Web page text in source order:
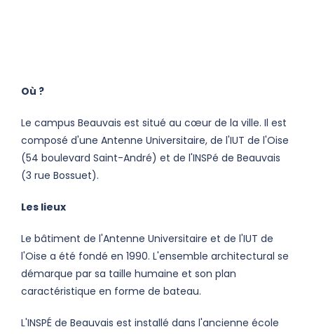
Où ?
Le campus Beauvais est situé au cœur de la ville. Il est
composé d'une Antenne Universitaire, de l'IUT de l'Oise
(54 boulevard Saint-André) et de l'INSPé de Beauvais
(3 rue Bossuet).
Les lieux
Le bâtiment de l'Antenne Universitaire et de l'IUT de
l'Oise a été fondé en 1990. L'ensemble architectural se
démarque par sa taille humaine et son plan
caractéristique en forme de bateau.
L'INSPÉ de Beauvais est installé dans l'ancienne école